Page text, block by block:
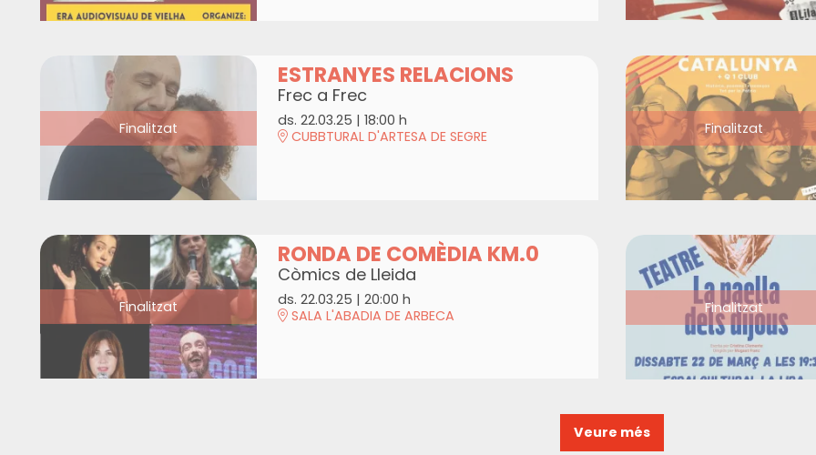
Finalitzat
ESTRANYES RELACIONS
Frec a Frec
ds. 22.03.25 | 18:00 h
CUBBTURAL D'ARTESA DE SEGRE
Finalitzat
Finalitzat
RONDA DE COMÈDIA KM.0
Còmics de Lleida
ds. 22.03.25 | 20:00 h
SALA L'ABADIA DE ARBECA
Finalitzat
Veure més